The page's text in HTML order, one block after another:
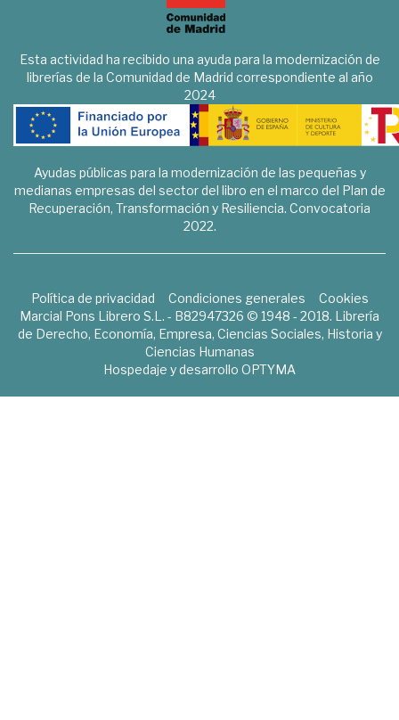
Esta actividad ha recibido una ayuda para la modernización de
librerías de la Comunidad de Madrid correspondiente al año
2024
Ayudas públicas para la modernización de las pequeñas y
medianas empresas del sector del libro en el marco del Plan de
Recuperación, Transformación y Resiliencia. Convocatoria
2022.
Política de privacidad Condiciones generales
Cookies
Marcial Pons Librero S.L. - B82947326 © 1948 - 2018. Librería
de Derecho, Economía, Empresa, Ciencias Sociales, Historia y
Ciencias Humanas
Hospedaje y desarrollo OPTYMA